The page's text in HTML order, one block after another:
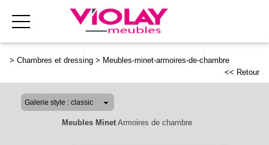
> Chambres et dressing > Meubles-minet-armoires-de-chambre
<< Retour
Meubles MinetArmoires de chambre